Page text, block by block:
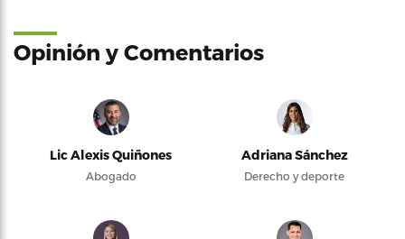
Opinión y Comentarios
Lic Alexis Quiñones
Abogado
Adriana Sánchez
Derecho y deporte